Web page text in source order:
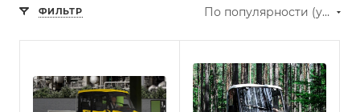
ФИЛЬТР По популярности (убывание)